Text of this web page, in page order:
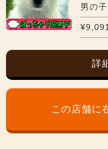
男の子
詳
この店舗に